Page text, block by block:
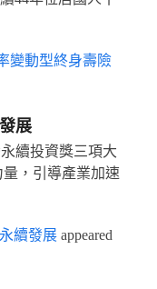
變動型終身壽險
展
續投資獎三項大
，引導產業加速
續發展appeared